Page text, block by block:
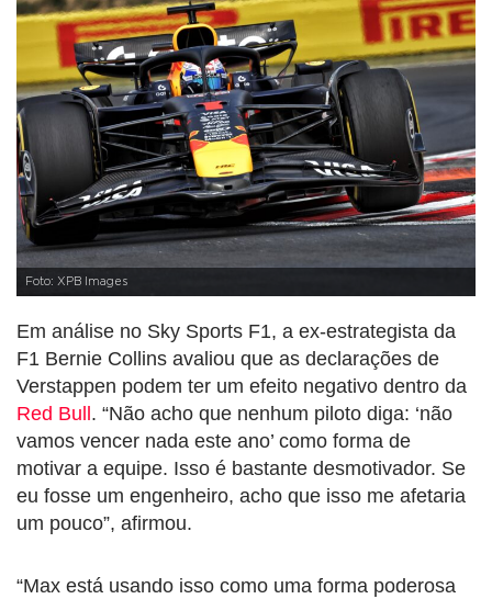
Foto: XPB Images
Em análise no Sky Sports F1, a ex-estrategista da
F1 Bernie Collins avaliou que as declarações de
Verstappen podem ter um efeito negativo dentro da
Red Bull . “Não acho que nenhum piloto diga: ‘não
vamos vencer nada este ano’ como forma de
motivar a equipe. Isso é bastante desmotivador. Se
eu fosse um engenheiro, acho que isso me afetaria
um pouco”, afirmou.
“Max está usando isso como uma forma poderosa